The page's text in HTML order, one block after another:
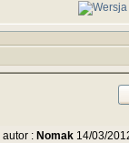
autor : Nomak 14/03/